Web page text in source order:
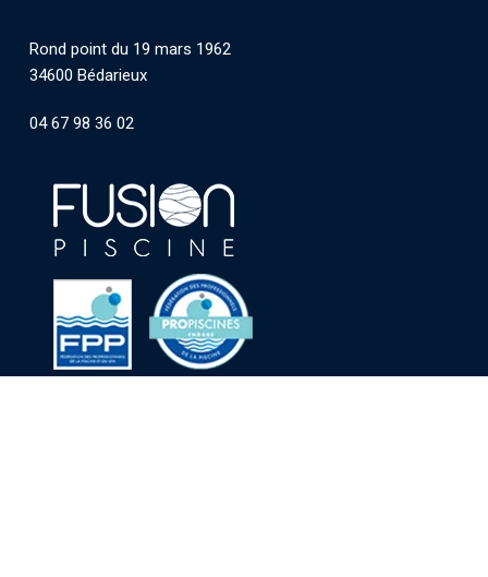
Rond point du 19 mars 1962
34600 Bédarieux
04 67 98 36 02